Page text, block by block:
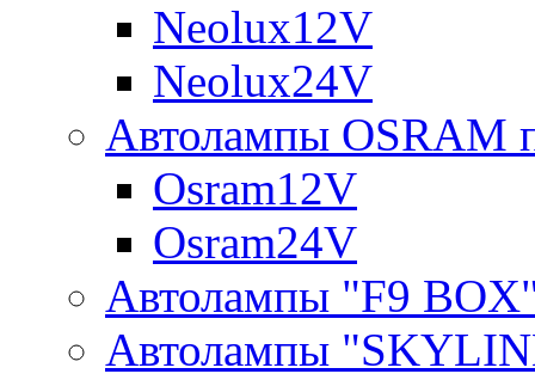
Neolux12V
Neolux24V
Автолампы OSRAM
Osram12V
Osram24V
Автолампы "F9
Автолампы